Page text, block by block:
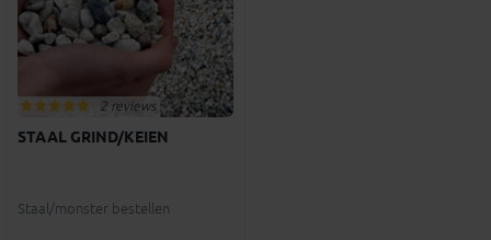
2 reviews
STAAL GRIND/KEIEN
Staal/monster bestellen